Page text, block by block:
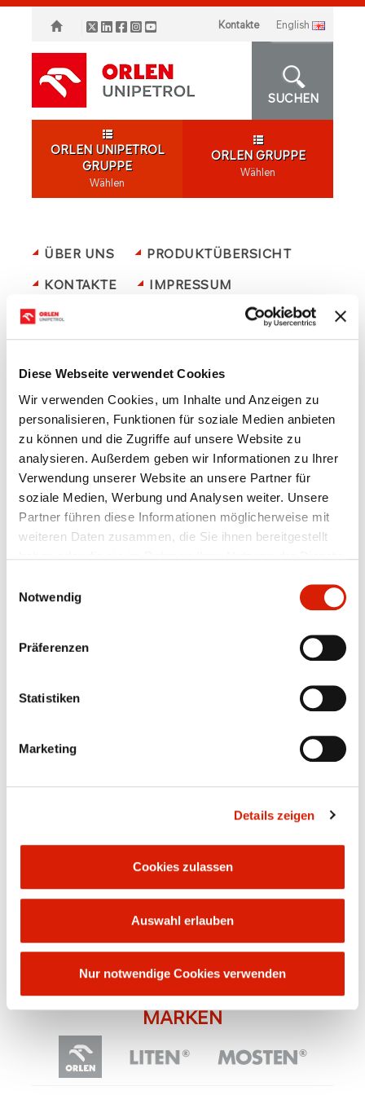
Diese Webseite verwendet Cookies
Wir verwenden Cookies, um Inhalte und Anzeigen zu
personalisieren, Funktionen für soziale Medien anbieten
zu können und die Zugriffe auf unsere Website zu
analysieren. Außerdem geben wir Informationen zu Ihrer
Verwendung unserer Website an unsere Partner für
soziale Medien, Werbung und Analysen weiter. Unsere
Partner führen diese Informationen möglicherweise mit
weiteren Daten zusammen, die Sie ihnen bereitgestellt
Notwendig
Präferenzen
Statistiken
Marketing
Details zeigen
Cookies zulassen
Auswahl erlauben
Nur notwendige Cookies verwenden
Kontakte english
SUCHEN
ORLEN UNIPETROL
GRUPPE
Wählen
ORLEN GRUPPE
Wählen
ÜBER UNS
PRODUKTÜBERSICHT
KONTAKTE
IMPRESSUM
LIEFERANTEN
DE/Produktübersicht/Kontakt zum
Vertriebsmitarbeiter
Textgröße:
A
PRODUKTÜBERSICHT
Raffinerieprodukte Petrochemikalien
Kontakt zum
Spezifikationen und Bedingungen der
Verkaufsleiter
Tel.: (+49) 6103 2058 411
Mobile: (+49) 160 9721 9136
Fax: (+49) 6103 2058 415
ORLEN UNIPETROL GRUPPE
MARKEN